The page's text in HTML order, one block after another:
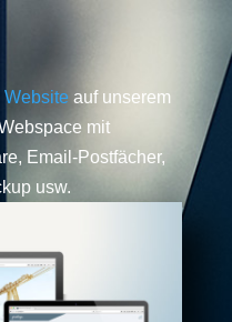
Website auf unserem
mit
Email-Postfächer,
usw.